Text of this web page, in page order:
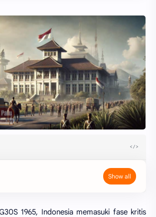
1965, Indonesia memasuki fase kritis